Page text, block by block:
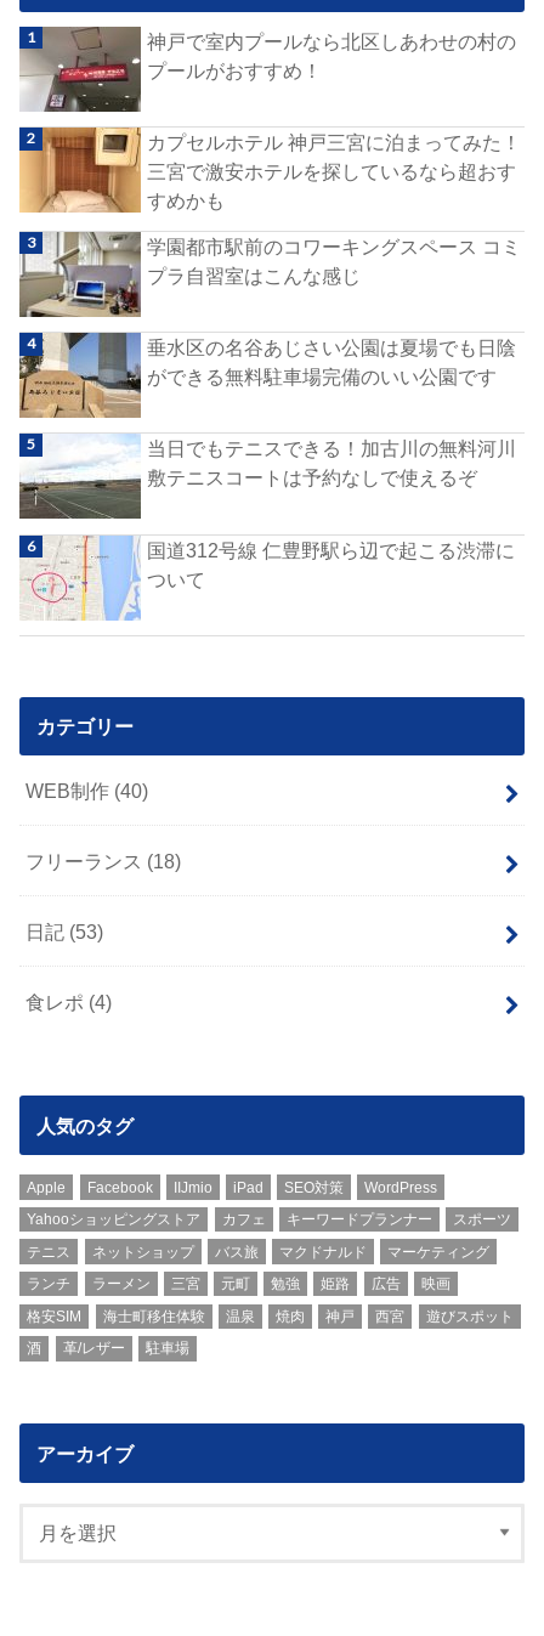
神戸で室内プールなら北区しあわせの村の
プールがおすすめ！
カプセルホテル 神戸三宮に泊まってみた！
三宮で激安ホテルを探しているなら超おす
すめかも
学園都市駅前のコワーキングスペース コミ
プラ自習室はこんな感じ
垂水区の名谷あじさい公園は夏場でも日陰
ができる無料駐車場完備のいい公園です
当日でもテニスできる！加古川の無料河川
敷テニスコートは予約なしで使えるぞ
国道312号線 仁豊野駅ら辺で起こる渋滞に
ついて
カテゴリー
WEB制作 (40)
フリーランス (18)
日記 (53)
食レポ (4)
人気のタグ
Apple Facebook IIJmio iPad SEO対策
WordPress
Yahooショッピングストア
カフェ キーワードプランナー
スポーツ
テニス
ネットショップ バス旅 マクドナルド
マーケティング
ランチ
ラーメン 三宮 元町 勉強 姫路 広告
映画
格安SIM
海士町移住体験 温泉 焼肉 神戸 西宮
遊びスポット
酒
革/レザー 駐車場
アーカイブ